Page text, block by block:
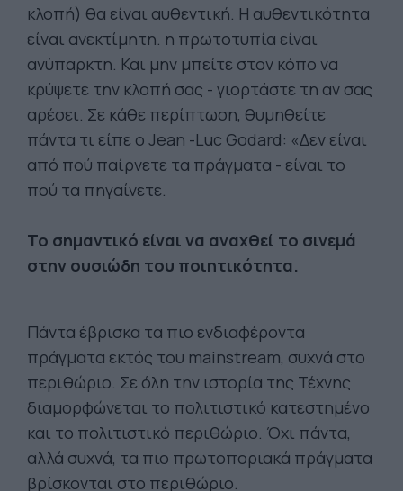
κλοπή) θα είναι αυθεντική. Η αυθεντικότητα
είναι ανεκτίμητη. η πρωτοτυπία είναι
ανύπαρκτη. Και μην μπείτε στον κόπο να
κρύψετε την κλοπή σας - γιορτάστε τη αν σας
αρέσει. Σε κάθε περίπτωση, θυμηθείτε
πάντα τι είπε ο Jean -Luc Godard: «Δεν είναι
από πού παίρνετε τα πράγματα - είναι το
πού τα πηγαίνετε.
Το σημαντικό είναι να αναχθεί το σινεμά
στην ουσιώδη του ποιητικότητα.
Πάντα έβρισκα τα πιο ενδιαφέροντα
πράγματα εκτός του mainstream, συχνά στο
περιθώριο. Σε όλη την ιστορία της Τέχνης
διαμορφώνεται το πολιτιστικό κατεστημένο
και το πολιτιστικό περιθώριο. Όχι πάντα,
αλλά συχνά, τα πιο πρωτοποριακά πράγματα
βρίσκονται στο περιθώριο.